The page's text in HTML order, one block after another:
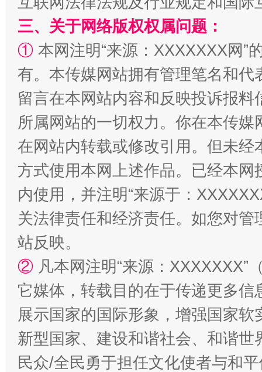
站台名比不上好声名
漫山遍野的桃花与雪山、麦地、白藏房 除
招工难、用工荒背后
三、关于网络版权权属问题：
① 本网注明“来源：XXXXXXX网”
有。本传媒网站拥有管理笔名和
留言在本网站内容和反映投诉报
所属网站的一切权力。你在本传
在网站内转载或修改引用。但未
方式使用本网上述作品。已经本
内使用，并注明“来源于：
关法律责任和经济责任。如您对
站反映。
② 凡本网注明“来源：
它媒体，转载目的在于传递更多
展示国家的国际形象，增强国家
新型国家、建设和谐社会、和谐
民众/全民勇于担任文化使者与和